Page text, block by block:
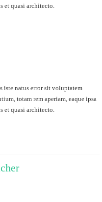
et quasi architecto.
iste natus error sit voluptatem
totam rem aperiam, eaque ipsa
et quasi architecto.